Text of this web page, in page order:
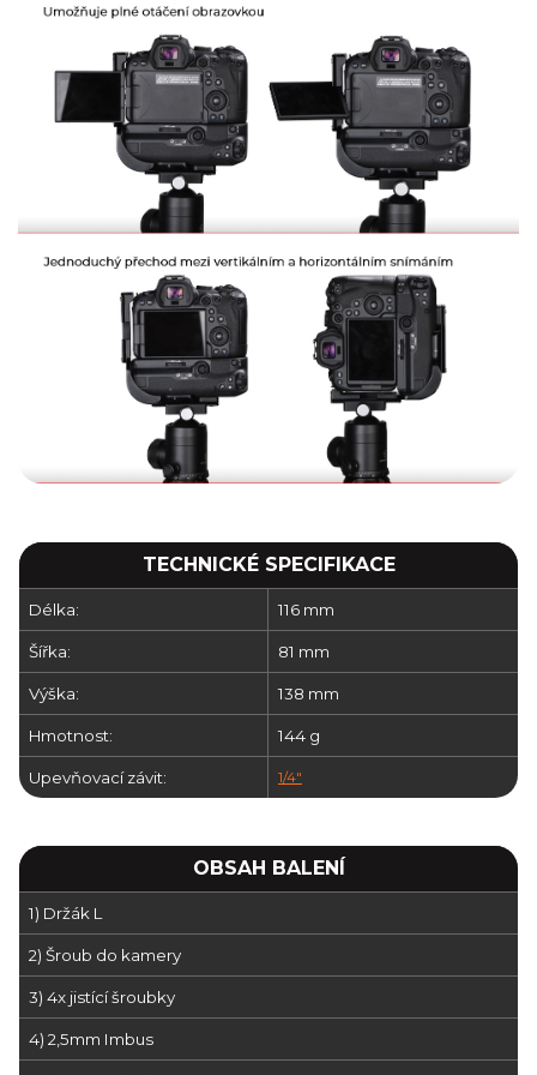
TECHNICKÉ SPECIFIKACE
Délka: 116 mm
Šířka: 81 mm
Výška: 138 mm
Hmotnost: 144 g
Upevňovací závit: 1/4"
OBSAH BALENÍ
1) Držák L
2) Šroub do kamery
3) 4x jistící šroubky
4) 2,5mm Imbus